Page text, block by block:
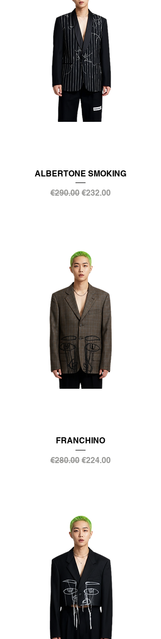
ALBERTONE SMOKING
通常価格
€290.00 セール価格
€232.00
FRANCHINO
通常価格
€280.00 セール価格
€224.00